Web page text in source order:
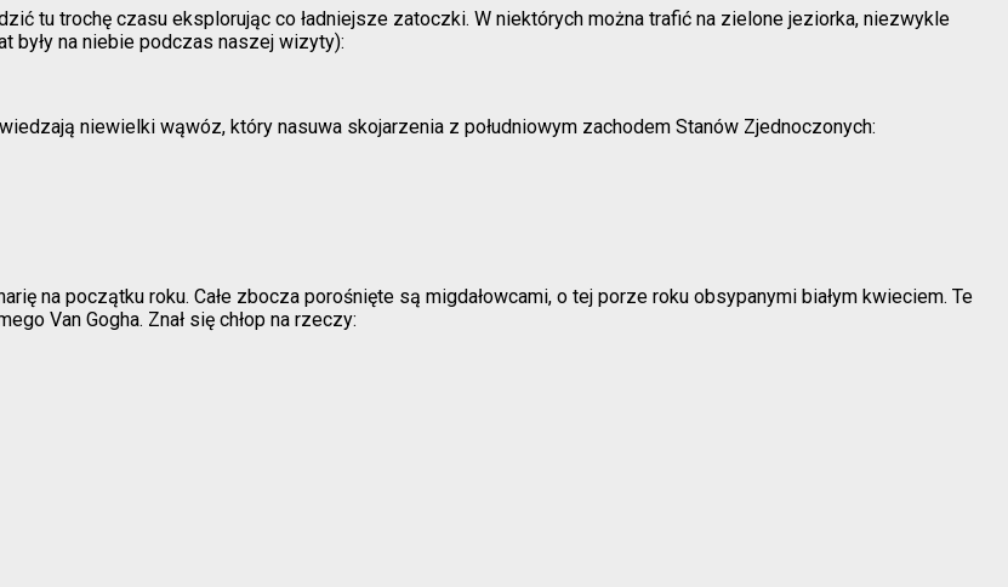
tu trochę czasu eksplorując co ładniejsze zatoczki. W niektórych można trafić na zielone jeziorka, niezwykle
były na niebie podczas naszej wizyty):
niewielki wąwóz, który nasuwa skojarzenia z południowym zachodem Stanów Zjednoczonych:
na początku roku. Całe zbocza porośnięte są migdałowcami, o tej porze roku obsypanymi białym kwieciem. Te
Van Gogha. Znał się chłop na rzeczy: